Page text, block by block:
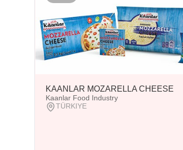
KAANLAR MOZARELLA CHEESE
Kaanlar Food Industry
TÜRKIYE